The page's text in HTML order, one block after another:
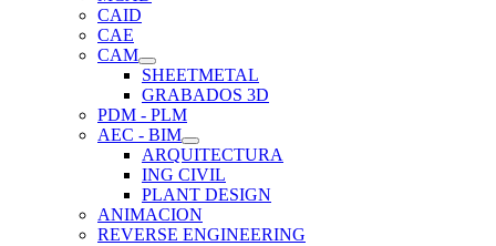
CAID
CAE
CAM
SHEETMETAL
GRABADOS 3D
PDM - PLM
AEC - BIM
ARQUITECTURA
ING CIVIL
PLANT DESIGN
ANIMACION
REVERSE ENGINEERING